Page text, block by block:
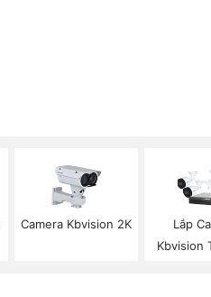
Camera Kbvision 2K
Lắp
Kbvision